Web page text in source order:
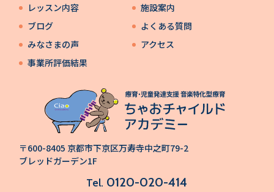
レッスン内容
施設案内
ブログ
よくある質問
みなさまの声
アクセス
事業所評価結果
〒600-8405 京都市下京区万寿寺中之町79-2
ブレッドガーデン1F
Tel. 0120-020-414